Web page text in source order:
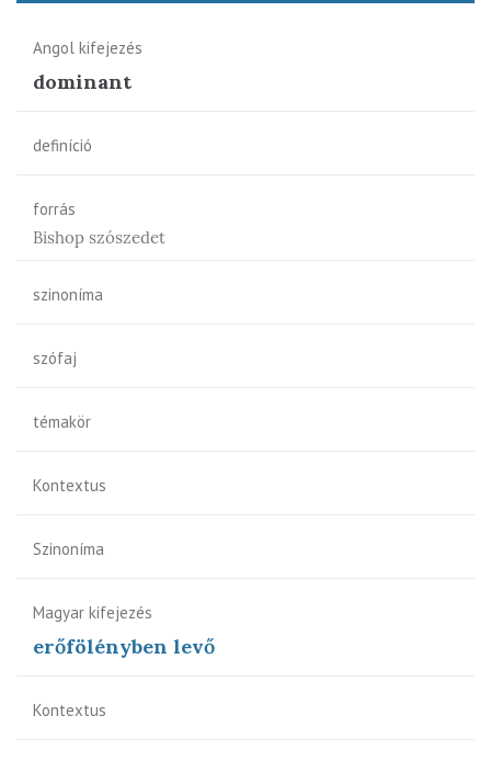
Angol kifejezés
dominant
definíció
forrás
Bishop szószedet
szinoníma
szófaj
témakör
Kontextus
Szinoníma
Magyar kifejezés
erőfölényben levő
Kontextus